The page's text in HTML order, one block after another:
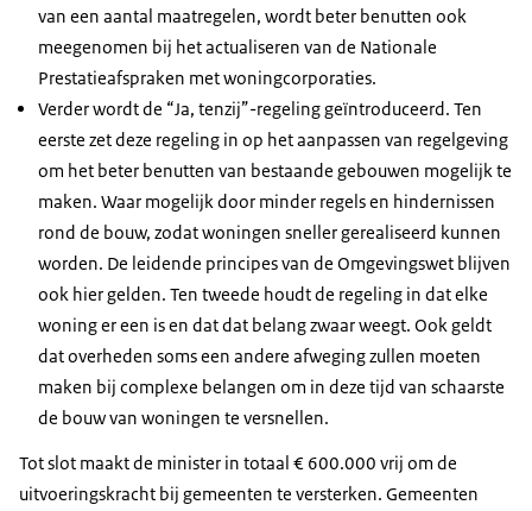
van een aantal maatregelen, wordt beter benutten ook
meegenomen bij het actualiseren van de Nationale
Prestatieafspraken met woningcorporaties.
Verder wordt de “Ja, tenzij”-regeling geïntroduceerd. Ten
eerste zet deze regeling in op het aanpassen van regelgeving
om het beter benutten van bestaande gebouwen mogelijk te
maken. Waar mogelijk door minder regels en hindernissen
rond de bouw, zodat woningen sneller gerealiseerd kunnen
worden. De leidende principes van de Omgevingswet blijven
ook hier gelden. Ten tweede houdt de regeling in dat elke
woning er een is en dat dat belang zwaar weegt. Ook geldt
dat overheden soms een andere afweging zullen moeten
maken bij complexe belangen om in deze tijd van schaarste
de bouw van woningen te versnellen.
Tot slot maakt de minister in totaal € 600.000 vrij om de
uitvoeringskracht bij gemeenten te versterken. Gemeenten